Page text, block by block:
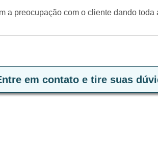
a preocupação com o cliente dando
em contato e tire suas